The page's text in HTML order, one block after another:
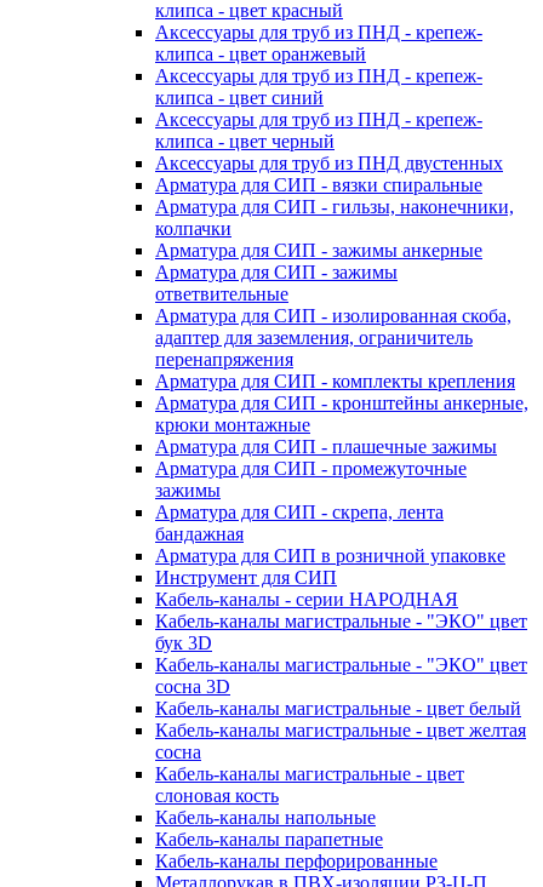
клипса - цвет красный
Аксессуары для труб из ПНД - крепеж-
клипса - цвет оранжевый
Аксессуары для труб из ПНД - крепеж-
клипса - цвет синий
Аксессуары для труб из ПНД - крепеж-
клипса - цвет черный
Аксессуары для труб из ПНД двустенных
Арматура для СИП - вязки спиральные
Арматура для СИП - гильзы, наконечники,
колпачки
Арматура для СИП - зажимы анкерные
Арматура для СИП - зажимы
ответвительные
Арматура для СИП - изолированная скоба,
адаптер для заземления, ограничитель
перенапряжения
Арматура для СИП - комплекты крепления
Арматура для СИП - кронштейны анкерные,
крюки монтажные
Арматура для СИП - плашечные зажимы
Арматура для СИП - промежуточные
зажимы
Арматура для СИП - скрепа, лента
бандажная
Арматура для СИП в розничной упаковке
Инструмент для СИП
Кабель-каналы - серии НАРОДНАЯ
Кабель-каналы магистральные - "ЭКО" цвет
бук 3D
Кабель-каналы магистральные - "ЭКО" цвет
сосна 3D
Кабель-каналы магистральные - цвет белый
Кабель-каналы магистральные - цвет желтая
сосна
Кабель-каналы магистральные - цвет
слоновая кость
Кабель-каналы напольные
Кабель-каналы парапетные
Кабель-каналы перфорированные
Металлорукав в ПВХ-изоляции РЗ-Ц-П